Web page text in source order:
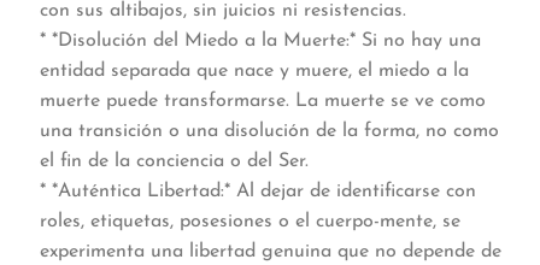
con sus altibajos, sin juicios ni resistencias.
* *Disolución del Miedo a la Muerte:* Si no hay una
entidad separada que nace y muere, el miedo a la
muerte puede transformarse. La muerte se ve como
una transición o una disolución de la forma, no como
el fin de la conciencia o del Ser.
* *Auténtica Libertad:* Al dejar de identificarse con
roles, etiquetas, posesiones o el cuerpo-mente, se
experimenta una libertad genuina que no depende de